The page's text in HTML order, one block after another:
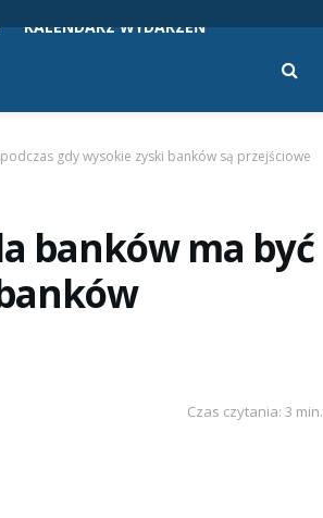
KALENDARZ WYDARZEŃ
gdy wysokie zyski banków są przejściowe
banków ma być
Czas czytania: 3 min.